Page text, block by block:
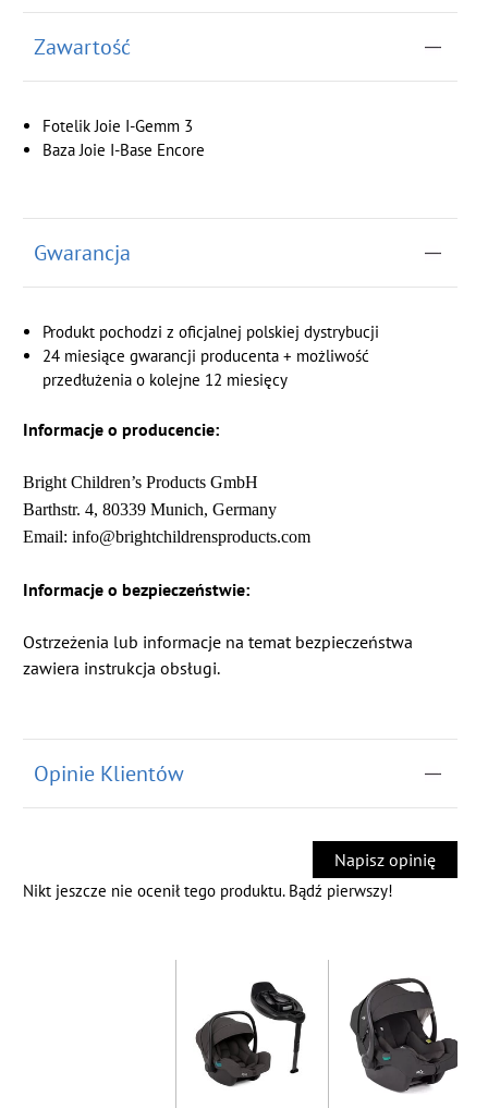
Zawartość
Fotelik Joie I-Gemm 3
Baza Joie I-Base Encore
Gwarancja
Produkt pochodzi z oficjalnej polskiej dystrybucji
24 miesiące gwarancji producenta + możliwość
przedłużenia o kolejne 12 miesięcy
Informacje o producencie:
Bright Children’s Products GmbH
Barthstr. 4, 80339 Munich, Germany
Email: info@brightchildrensproducts.com
Informacje o bezpieczeństwie:
Ostrzeżenia lub informacje na temat bezpieczeństwa
zawiera instrukcja obsługi.
Opinie Klientów
Napisz opinię
Nikt jeszcze nie ocenił tego produktu. Bądź pierwszy!